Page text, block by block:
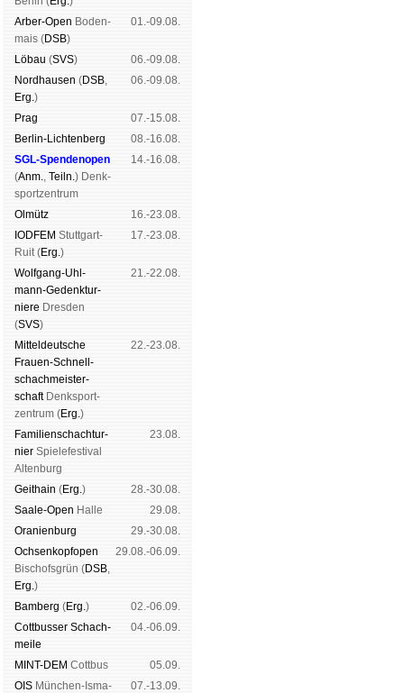
Arber-Open Boden­
mais (DSB)
01.-09.08.
Lö­bau (SVS)
06.-09.08.
Nord­hau­sen (DSB,
Erg.)
06.-09.08.
Prag
07.-15.08.
Berlin-Lich­ten­berg
08.-16.08.
SGL-Spenden­open
(Anm., Teiln.) Denk­
sport­zen­trum
14.-16.08.
Ol­mütz
16.-23.08.
IODFEM Stutt­gart-
Ruit (Erg.)
17.-23.08.
Wolf­gang-Uhl­
mann-Ge­denk­tur­
niere Dres­den
(SVS)
21.-22.08.
Mit­tel­deu­tsche
Frauen-Schnell­
schach­meis­ter­
schaftDenk­sport­
zen­trum (Erg.)
22.-23.08.
Familien­schach­tur­
nier Spiele­fes­ti­val
Al­ten­burg
23.08.
Geit­hain (Erg.)
28.-30.08.
Saale-Open Halle
29.08.
Oranien­burg
29.-30.08.
Och­sen­kopf­open
Bischofs­grün (DSB,
Erg.)
29.08.-06.09.
Bam­berg (Erg.)
02.-06.09.
Cott­busser Schach­
meile
04.-06.09.
MINT-DEM Cott­bus
05.09.
OIS Mün­chen-Is­ma­
07.-13.09.